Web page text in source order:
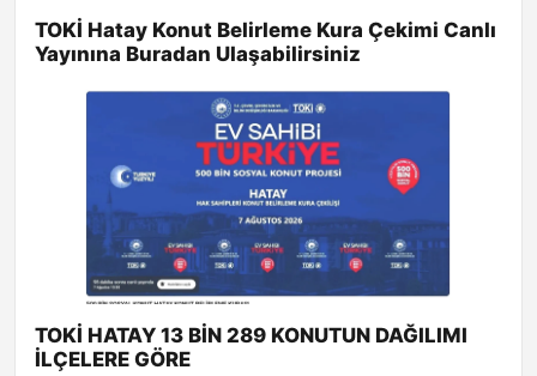
TOKİ Hatay Konut Belirleme Kura Çekimi Canlı
Yayınına Buradan Ulaşabilirsiniz
TOKİ HATAY 13 BİN 289 KONUTUN DAĞILIMI
İLÇELERE GÖRE